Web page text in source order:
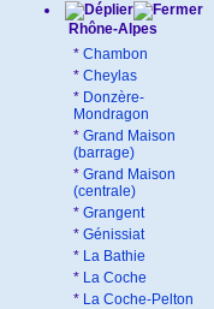
Rhône-Alpes
* Chambon
* Cheylas
* Donzère-
Mondragon
* Grand Maison
(barrage)
* Grand Maison
(centrale)
* Grangent
* Génissiat
* La Bathie
* La Coche
* La Coche-Pelton